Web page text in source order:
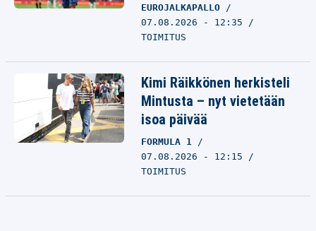
EUROJALKAPALLO
07.08.2026 - 12:35
TOIMITUS
Kimi Räikkönen herkisteli
Mintusta – nyt vietetään
isoa päivää
FORMULA 1
07.08.2026 - 12:15
TOIMITUS